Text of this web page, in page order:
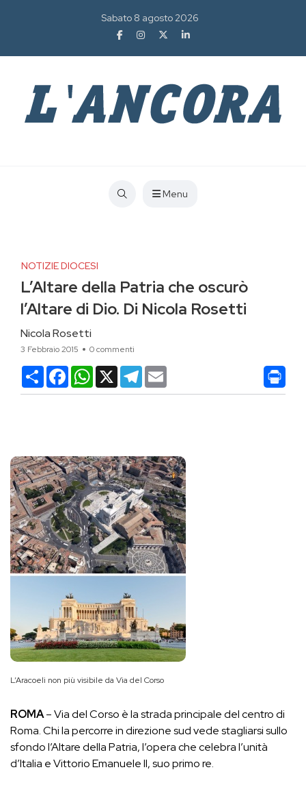
Sabato 8 agosto 2026
Menu
NOTIZIE DIOCESI
L’Altare della Patria che oscurò
l’Altare di Dio. Di Nicola Rosetti
Nicola Rosetti
3 Febbraio 2015 0 commenti
CondividiFacebookWhatsApp
X Telegram
L’Aracoeli non più visibile da Via del Corso
ROMA– Via del Corso è la strada principale del centro di
Roma. Chi la percorre in direzione sud vede stagliarsi sullo
sfondo l’Altare della Patria, l’opera che celebra l’unità
d’Italia e Vittorio Emanuele II, suo primo re.